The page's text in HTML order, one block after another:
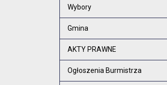
Wybory
Gmina
AKTY PRAWNE
Ogłoszenia Burmistrza